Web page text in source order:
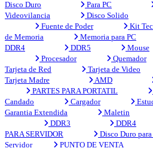
Disco Duro
Para PC
Videovilancia
Disco Solido
Fuente de Poder
Kit
de Memoria
Memoria para PC
DDR4
DDR5 Mouse
Procesador
Quemador
Tarjeta de Red
Tarjeta de Video
Tarjeta Madre
AMD
PARTES PARA PORTATIL
Candado
Cargador
Garantia Extendida
Maletin
DDR3
DDR4
PARA SERVIDOR
Disco Duro
Servidor
PUNTO DE VENTA